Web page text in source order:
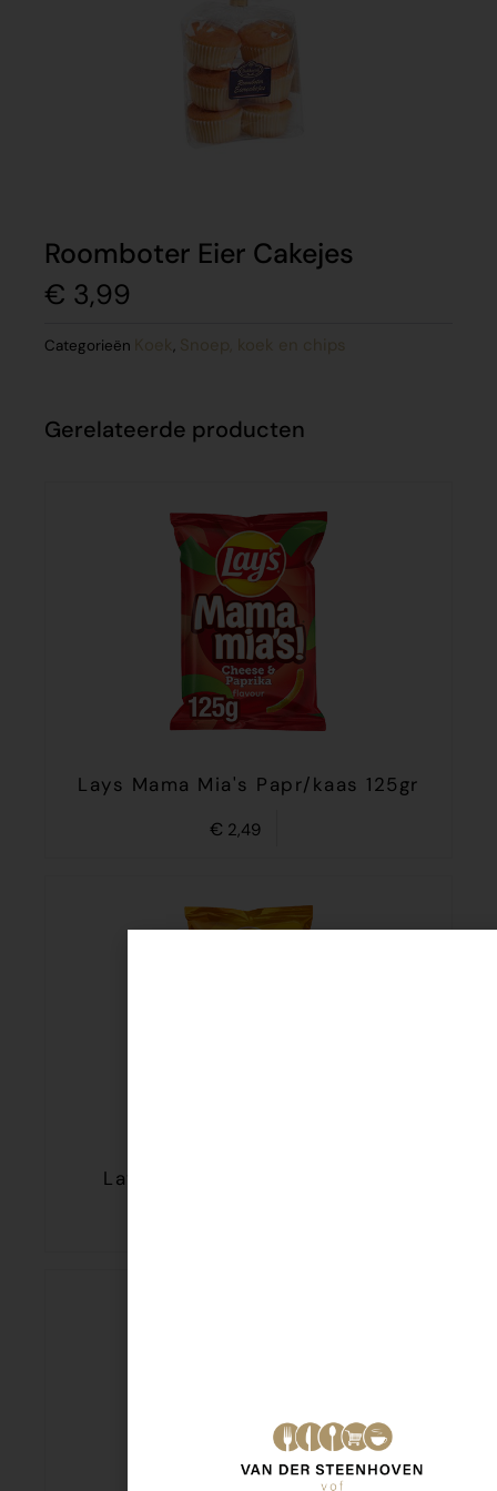
Roomboter Eier Cakejes
€ 3,99
Categorieën Koek , Snoep, koek en chips
Gerelateerde producten
Lays Mama Mia's Papr/kaas 125gr
€ 2,49
Lays Pom Tips naturel 125gr